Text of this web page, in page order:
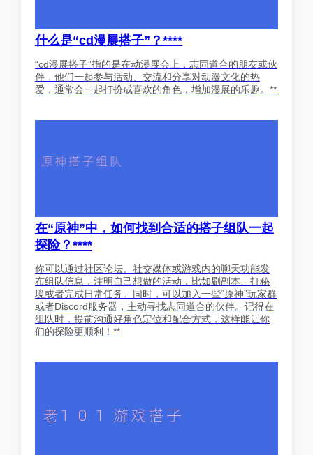
什么是“cd漫展搭子”？****
“cd漫展搭子”指的是在动漫展会上，志同道合的朋友或伙
伴，他们一起参与活动、交流和分享对动漫文化的热
爱，通常会一起打扮成喜欢的角色，增加漫展的乐趣。**
在“原神”中，如何找到合适的搭子组队一起
探险？****
你可以通过社区论坛、社交媒体或游戏内的聊天功能发
布组队信息，注明自己想做的活动，比如刷副本、打秘
境或者完成日常任务。同时，可以加入一些“原神”玩家群
或者Discord服务器，主动寻找志同道合的伙伴。记得在
组队时，提前沟通好角色定位和配合方式，这样能让你
们的探险更顺利！**